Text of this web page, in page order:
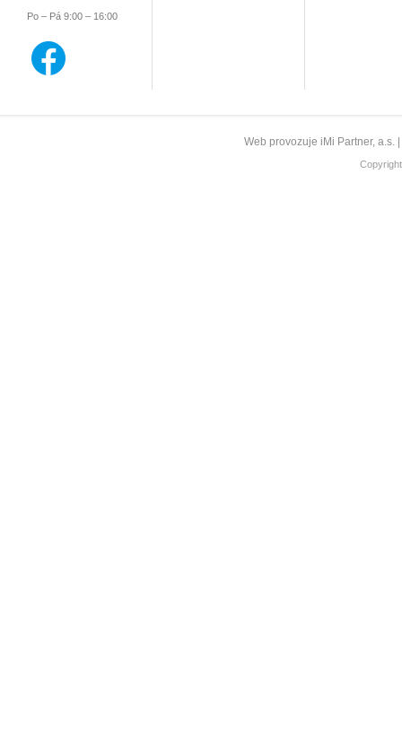
Po – Pá 9:00 – 16:00
Web provozuje iMi Partner,